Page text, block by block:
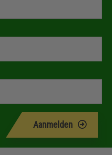
Aanmelden